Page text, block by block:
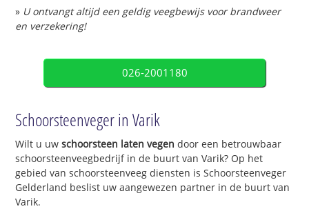
» U ontvangt altijd een geldig veegbewijs voor brandweer
en verzekering!
026-2001180
Schoorsteenveger in Varik
Wilt u uwschoorsteen laten vegen door een betrouwbaar
schoorsteenveegbedrijf in de buurt van Varik? Op het
gebied van schoorsteenveeg diensten is Schoorsteenveger
Gelderland beslist uw aangewezen partner in de buurt van
Varik.